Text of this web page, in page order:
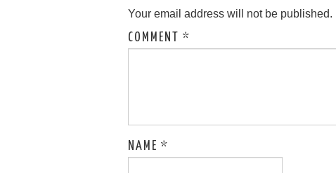
Your email address will not be published.
COMMENT *
NAME *